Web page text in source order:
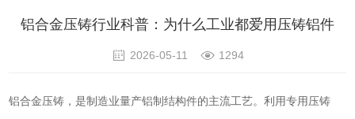
铝合金压铸行业科普：为什么工业都爱用压铸铝件
2026-05-11 1294
铝合金压铸，是制造业量产铝制结构件的主流工艺。利用专用压铸